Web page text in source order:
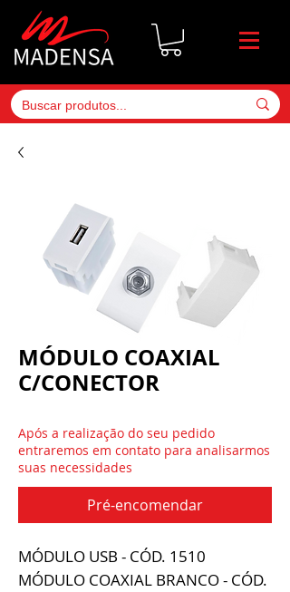
MÓDULO COAXIAL
C/CONECTOR
Após a realização do seu pedido
entraremos em contato para analisarmos
suas necessidades
Pré-encomendar
MÓDULO USB - CÓD. 1510
MÓDULO COAXIAL BRANCO - CÓD.